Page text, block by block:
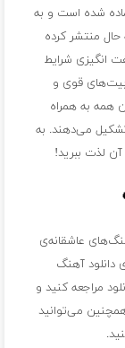
شده است و به
منتشر کرده
انگیزی شرایط
بیت‌های قوی و
همه به همراه
می‌دهند. به
لذت ببرید!
عاشقانه‌ی
دانلود آهنگ
مراجعه کنید و
می‌توانید